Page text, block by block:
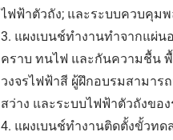
ไฟฟ้าตัวถัง; และระบบควบคุม
3. แผงเบนช์ทำงานทำจากแผ่
คราบ ทนไฟ และกันความชื้น
วงจรไฟฟ้าสี ผู้ฝึกอบรมสามาร
สว่าง และระบบไฟฟ้าตัวถังขอ
4. แผงเบนช์ทำงานติดตั้งขั้วทด